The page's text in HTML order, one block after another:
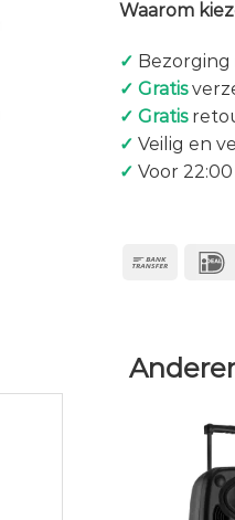
Waarom
✓ Bezorging
✓ Gratis
✓ Gratis
✓ Veilig en
✓ Voor